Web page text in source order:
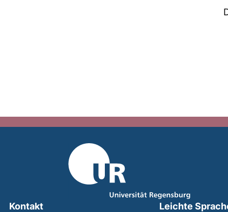
Kontakt
Leichte